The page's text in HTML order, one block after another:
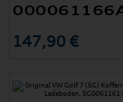
147,90 €